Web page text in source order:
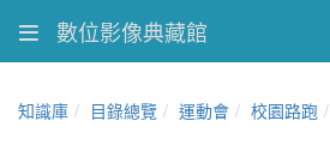
數位影像典藏館
知識庫 目錄總覽 運動會 校園路跑